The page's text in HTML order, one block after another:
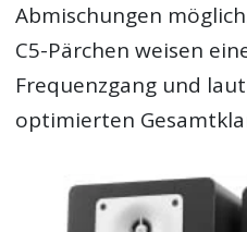
Abmischungen
C5-Pärchen weisen
Frequenzgang und
optimierten